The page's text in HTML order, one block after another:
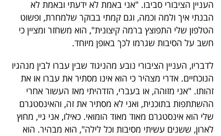
המילון
הכלכלי
פודקאסט
40
UNDER
40
העניין הציבורי סביבו. "אני באמת לא ידעתי ובאמת לא
הבנתי איך ולמה וכמה, וגם קמתי בבוקר שלמחרת, ופשוט
הטלפון שלי התפוצץ ברמה קיצונית", הוא משחזר ומציין כי
חשב על הסיבות שגרמו לכך באופן מיוחד.
לדבריו, העניין הציבורי נובע מהניגוד שבין עברו לבין מנהגיו
הנוכחיים. אדרי מצהיר כי הוא אינו מסתיר את עברו או את
זהותו. "אני מזוהה, או בעברי, הזדהיתי מאז העשור אחרי
ההשתתפות בתוכנית, ואני לא מסתיר את זה, והאינסטגרם
שלי הוא אינסטגרם מאוד מאוד הומואי. כאילו, אני גיי, מחוץ
לארון, ששנים עשיתי מסיבות וכל לילה", הוא מבהיר. הוא